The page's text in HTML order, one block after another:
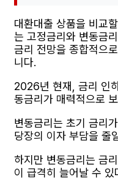
대환대출 상품을 비교
는 고정금리와 변동금
금리 전망을 종합적으
니다.
2026년 현재, 금리 인
동금리가 매력적으로
변동금리는 초기 금리
당장의 이자 부담을 줄
하지만 변동금리는 금
이 급격히 늘어날 수 있